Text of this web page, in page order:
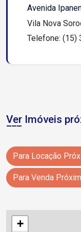
Avenida
Vila Nova
Telefone: (15)
Ver Imóveis
Para Locação
Para Venda
+